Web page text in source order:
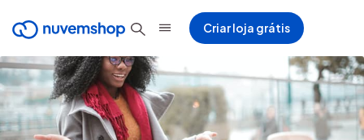
Criar loja grátis